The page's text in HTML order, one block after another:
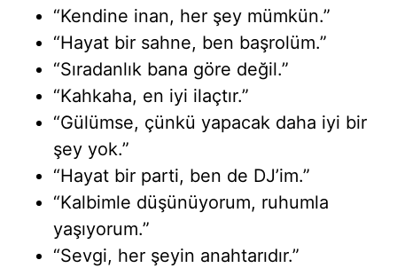
“Kendine inan, her şey mümkün.”
“Hayat bir sahne, ben başrolüm.”
“Sıradanlık bana göre değil.”
“Kahkaha, en iyi ilaçtır.”
“Gülümse, çünkü yapacak daha iyi bir
şey yok.”
“Hayat bir parti, ben de DJ’im.”
“Kalbimle düşünüyorum, ruhumla
yaşıyorum.”
“Sevgi, her şeyin anahtarıdır.”